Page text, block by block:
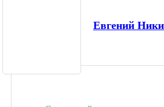
Евгений